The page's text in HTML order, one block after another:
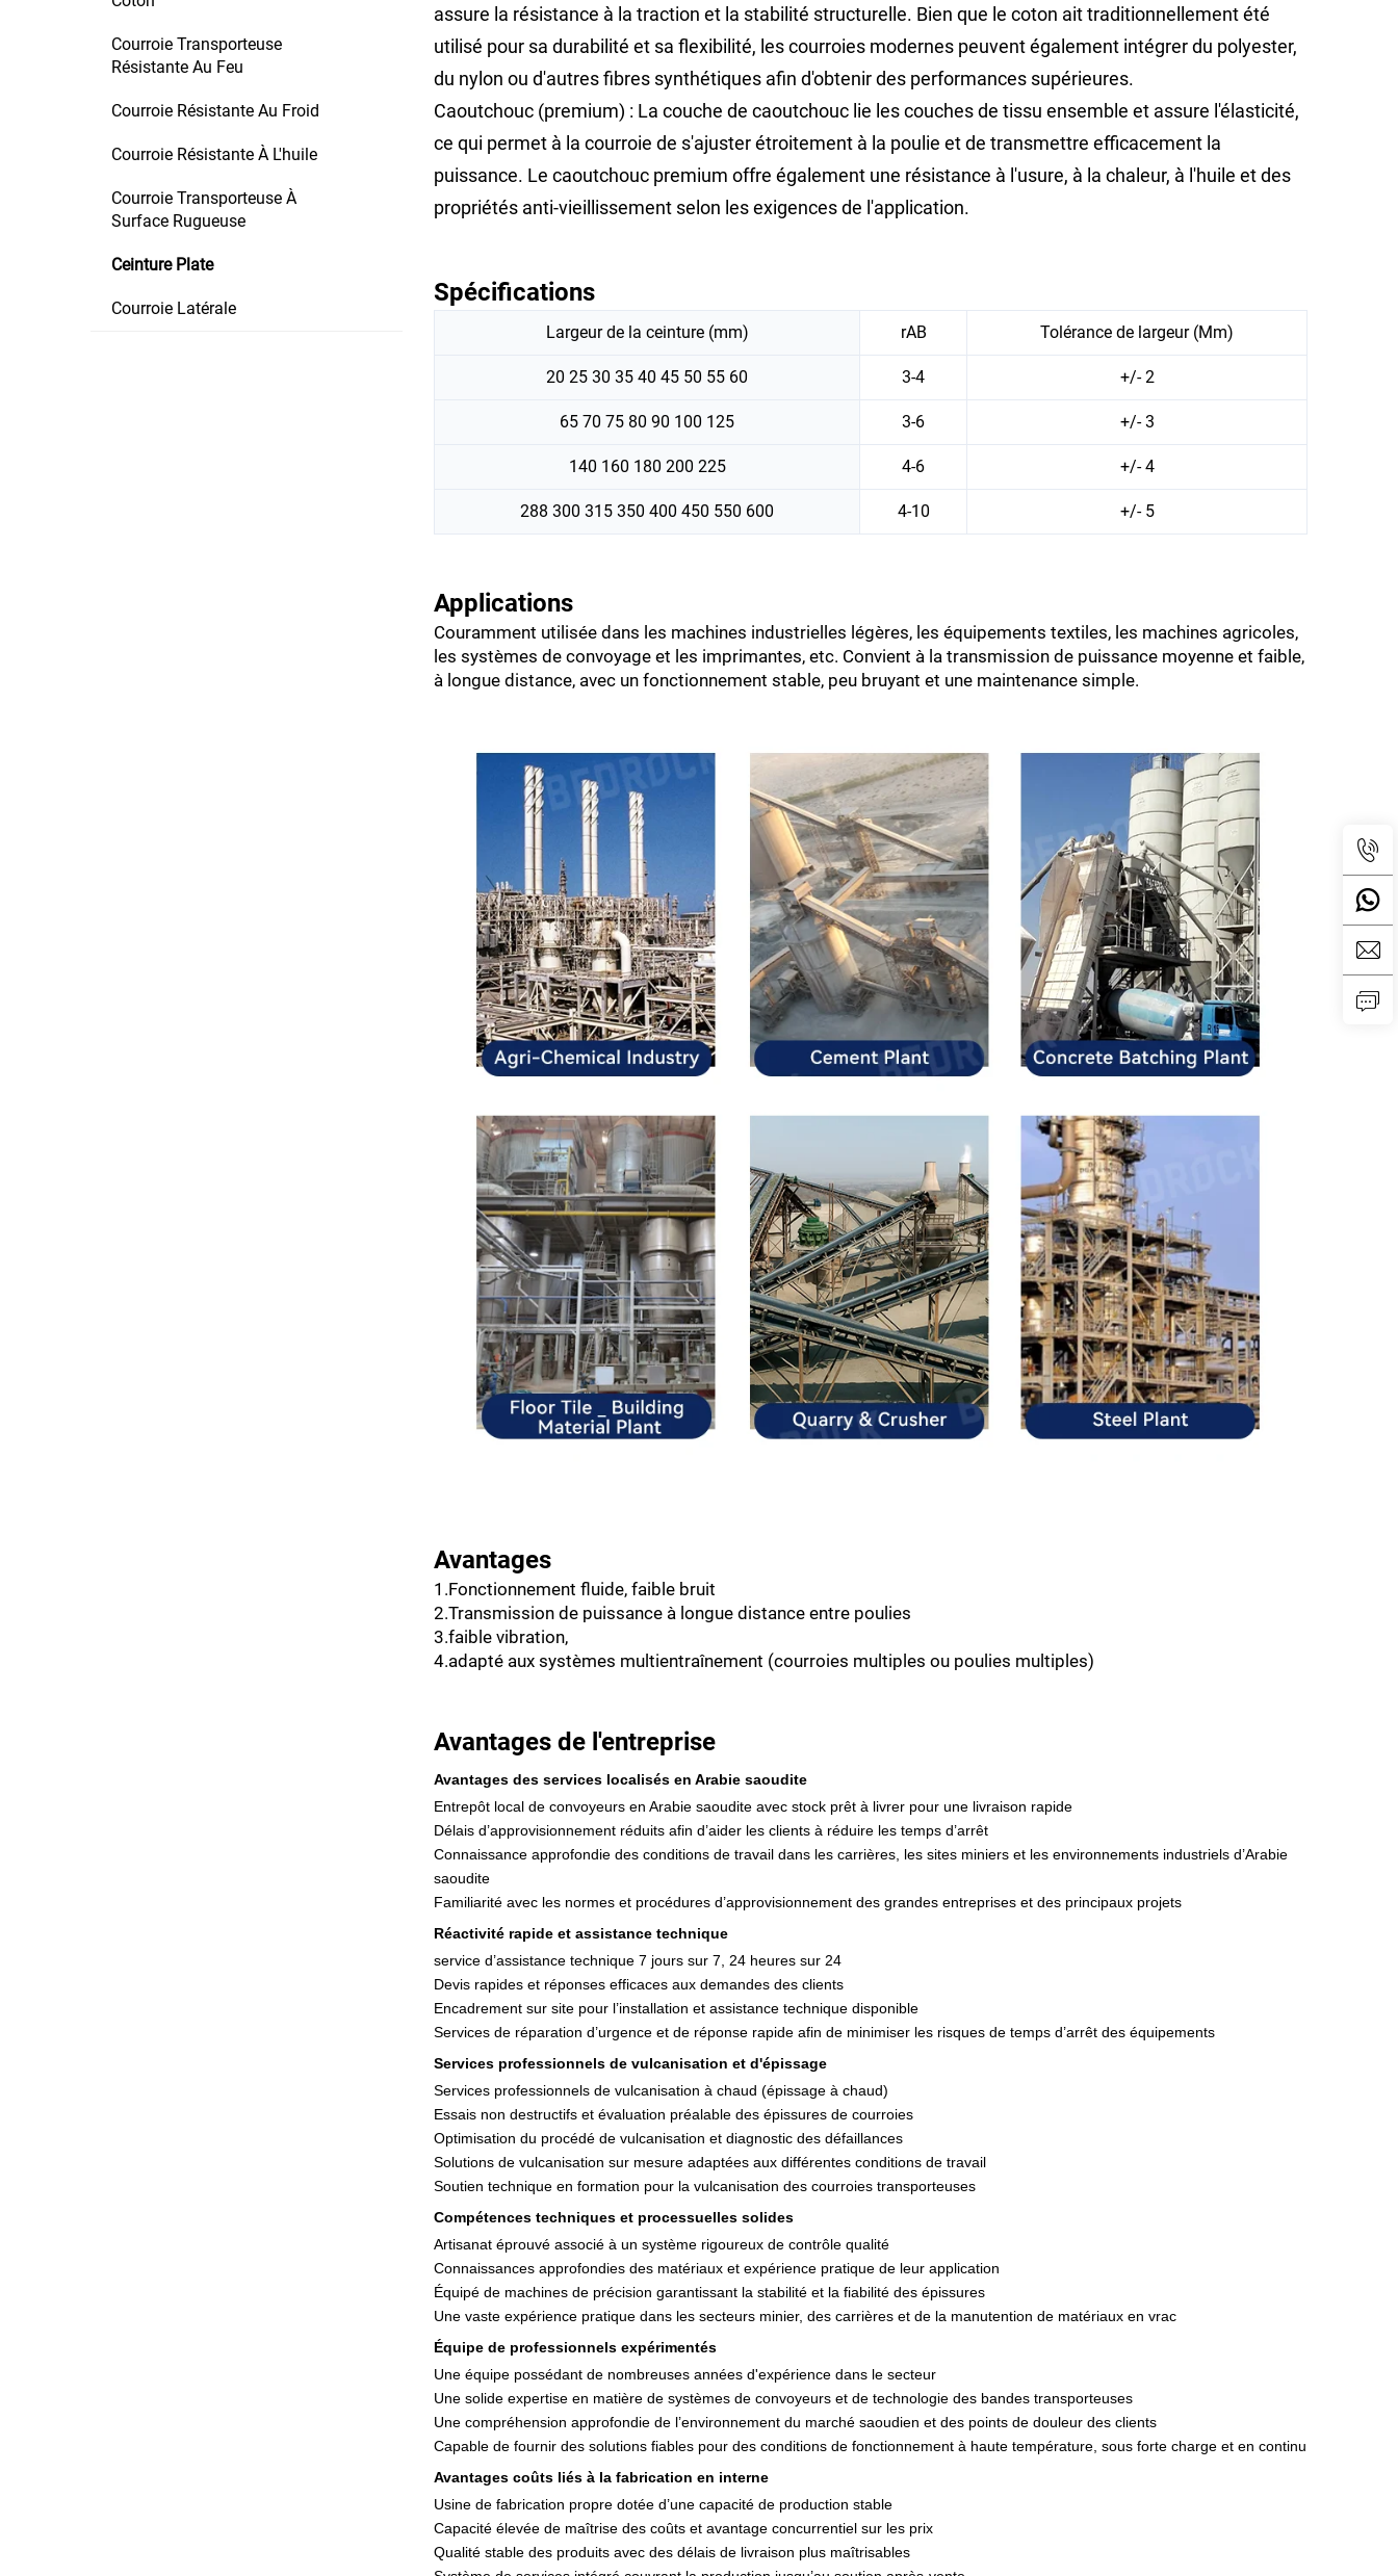
Courroie Transporteuse
Résistante Au Feu
Courroie Résistante Au Froid
Courroie Résistante À L'huile
Courroie Transporteuse À
Surface Rugueuse
Ceinture Plate
Courroie Latérale
assure la résistance à la traction et la stabilité structurelle. Bien que le coton ait traditionnellement été
utilisé pour sa durabilité et sa flexibilité, les courroies modernes peuvent également intégrer du polyester,
du nylon ou d'autres fibres synthétiques afin d'obtenir des performances supérieures.
Caoutchouc (premium) : La couche de caoutchouc lie les couches de tissu ensemble et assure l'élasticité,
ce qui permet à la courroie de s'ajuster étroitement à la poulie et de transmettre efficacement la
puissance. Le caoutchouc premium offre également une résistance à l'usure, à la chaleur, à l'huile et des
propriétés anti-vieillissement selon les exigences de l'application.
Spécifications
Largeur de la ceinture (mm) rAB Tolérance de largeur (Mm)
20 25 30 35 40 45 50 55 60 3-4 +/- 2
65 70 75 80 90 100 125 3-6 +/- 3
140 160 180 200 225 4-6 +/- 4
288 300 315 350 400 450 550 600 4-10 +/- 5
Applications
Couramment utilisée dans les machines industrielles légères, les équipements textiles, les machines agricoles,
les systèmes de convoyage et les imprimantes, etc. Convient à la transmission de puissance moyenne et faible,
à longue distance, avec un fonctionnement stable, peu bruyant et une maintenance simple.
Avantages
1.Fonctionnement fluide, faible bruit
2.Transmission de puissance à longue distance entre poulies
3.faible vibration,
4.adapté aux systèmes multientraînement (courroies multiples ou poulies multiples)
Avantages de l'entreprise
Avantages des services localisés en Arabie saoudite
Entrepôt local de convoyeurs en Arabie saoudite avec stock prêt à livrer pour une livraison rapide
Délais d’approvisionnement réduits afin d’aider les clients à réduire les temps d’arrêt
Connaissance approfondie des conditions de travail dans les carrières, les sites miniers et les environnements industriels d’Arabie
saoudite
Familiarité avec les normes et procédures d’approvisionnement des grandes entreprises et des principaux projets
Réactivité rapide et assistance technique
service d’assistance technique 7 jours sur 7, 24 heures sur 24
Devis rapides et réponses efficaces aux demandes des clients
Encadrement sur site pour l’installation et assistance technique disponible
Services de réparation d’urgence et de réponse rapide afin de minimiser les risques de temps d’arrêt des équipements
Services professionnels de vulcanisation et d'épissage
Services professionnels de vulcanisation à chaud (épissage à chaud)
Essais non destructifs et évaluation préalable des épissures de courroies
Optimisation du procédé de vulcanisation et diagnostic des défaillances
Solutions de vulcanisation sur mesure adaptées aux différentes conditions de travail
Soutien technique en formation pour la vulcanisation des courroies transporteuses
Compétences techniques et processuelles solides
Artisanat éprouvé associé à un système rigoureux de contrôle qualité
Connaissances approfondies des matériaux et expérience pratique de leur application
Équipé de machines de précision garantissant la stabilité et la fiabilité des épissures
Une vaste expérience pratique dans les secteurs minier, des carrières et de la manutention de matériaux en vrac
Équipe de professionnels expérimentés
Une équipe possédant de nombreuses années d'expérience dans le secteur
Une solide expertise en matière de systèmes de convoyeurs et de technologie des bandes transporteuses
Une compréhension approfondie de l’environnement du marché saoudien et des points de douleur des clients
Capable de fournir des solutions fiables pour des conditions de fonctionnement à haute température, sous forte charge et en continu
Avantages coûts liés à la fabrication en interne
Usine de fabrication propre dotée d’une capacité de production stable
Capacité élevée de maîtrise des coûts et avantage concurrentiel sur les prix
Qualité stable des produits avec des délais de livraison plus maîtrisables